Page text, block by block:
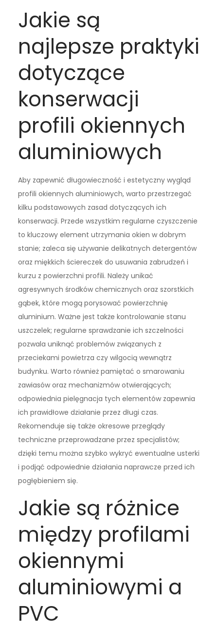
Jakie są
najlepsze praktyki
dotyczące
konserwacji
profili okiennych
aluminiowych
Aby zapewnić długowieczność i estetyczny wygląd
profili okiennych aluminiowych, warto przestrzegać
kilku podstawowych zasad dotyczących ich
konserwacji. Przede wszystkim regularne czyszczenie
to kluczowy element utrzymania okien w dobrym
stanie; zaleca się używanie delikatnych detergentów
oraz miękkich ściereczek do usuwania zabrudzeń i
kurzu z powierzchni profili. Należy unikać
agresywnych środków chemicznych oraz szorstkich
gąbek, które mogą porysować powierzchnię
aluminium. Ważne jest także kontrolowanie stanu
uszczelek; regularne sprawdzanie ich szczelności
pozwala uniknąć problemów związanych z
przeciekami powietrza czy wilgocią wewnątrz
budynku. Warto również pamiętać o smarowaniu
zawiasów oraz mechanizmów otwierających;
odpowiednia pielęgnacja tych elementów zapewnia
ich prawidłowe działanie przez długi czas.
Rekomenduje się także okresowe przeglądy
techniczne przeprowadzane przez specjalistów;
dzięki temu można szybko wykryć ewentualne usterki
i podjąć odpowiednie działania naprawcze przed ich
pogłębieniem się.
Jakie są różnice
między profilami
okiennymi
aluminiowymi a
PVC